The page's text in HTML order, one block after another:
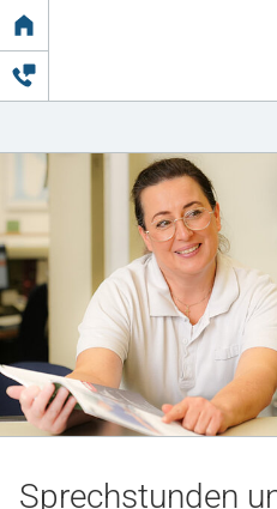
Link
zur
Startseite
Startseite
Kliniken & Einrichtungen
Sprechstunden